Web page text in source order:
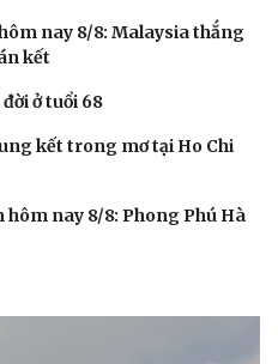
nay 8/8: Malaysia thắng
kết
ở tuổi 68
kết trong mơ tại Ho Chi
hôm nay 8/8: Phong Phú Hà